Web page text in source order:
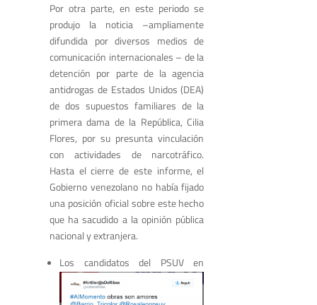
Por otra parte, en este periodo se
produjo la noticia –ampliamente
difundida por diversos medios de
comunicación internacionales – de la
detención por parte de la agencia
antidrogas de Estados Unidos (DEA)
de dos supuestos familiares de la
primera dama de la República, Cilia
Flores, por su presunta vinculación
con actividades de narcotráfico.
Hasta el cierre de este informe, el
Gobierno venezolano no había fijado
una posición oficial sobre este hecho
que ha sacudido a la opinión pública
nacional y extranjera.
Los candidatos del PSUV en